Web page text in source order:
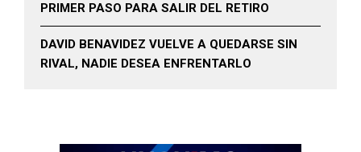
PRIMER PASO PARA SALIR DEL RETIRO
DAVID BENAVIDEZ VUELVE A QUEDARSE SIN
RIVAL, NADIE DESEA ENFRENTARLO